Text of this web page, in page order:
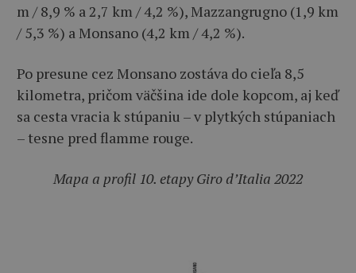
m / 8,9 % a 2,7 km / 4,2 %), Mazzangrugno (1,9 km
/ 5,3 %) a Monsano (4,2 km / 4,2 %).
Po presune cez Monsano zostáva do cieľa 8,5
kilometra, pričom väčšina ide dole kopcom, aj keď
sa cesta vracia k stúpaniu – v plytkých stúpaniach
– tesne pred flamme rouge.
Mapa a profil 10. etapy Giro d’Italia 2022